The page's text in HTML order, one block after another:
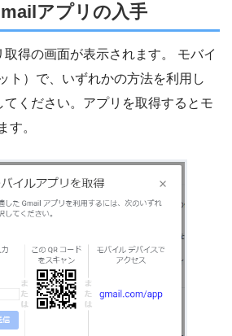
アプリの入手
得の画面が表示されます。 モバイ
ト）で、いずれかの方法を利用し
ください。アプリを取得するとモ
す。